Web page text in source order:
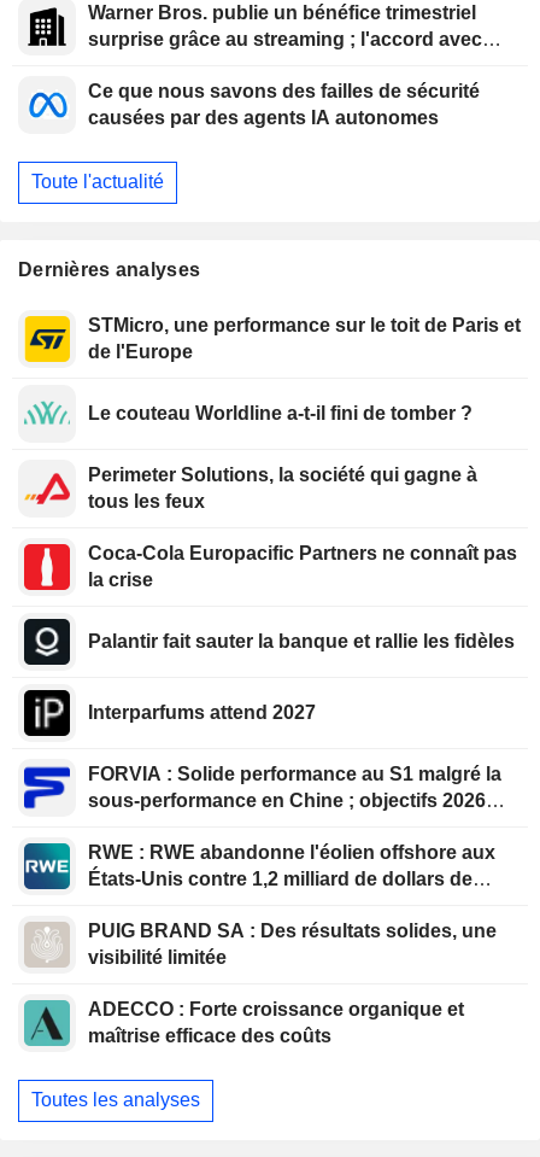
Warner Bros. publie un bénéfice trimestriel
surprise grâce au streaming ; l'accord avec
Ce que nous savons des failles de sécurité
causées par des agents IA autonomes
Toute l'actualité
Dernières analyses
STMicro, une performance sur le toit de Paris et
de l'Europe
Le couteau Worldline a-t-il fini de tomber ?
Perimeter Solutions, la société qui gagne à
tous les feux
Coca-Cola Europacific Partners ne connaît pas
la crise
Palantir fait sauter la banque et rallie les fidèles
Interparfums attend 2027
FORVIA : Solide performance au S1 malgré la
sous-performance en Chine ; objectifs 2026
RWE : RWE abandonne l'éolien offshore aux
États-Unis contre 1,2 milliard de dollars de
PUIG BRAND SA : Des résultats solides, une
visibilité limitée
ADECCO : Forte croissance organique et
maîtrise efficace des coûts
Toutes les analyses